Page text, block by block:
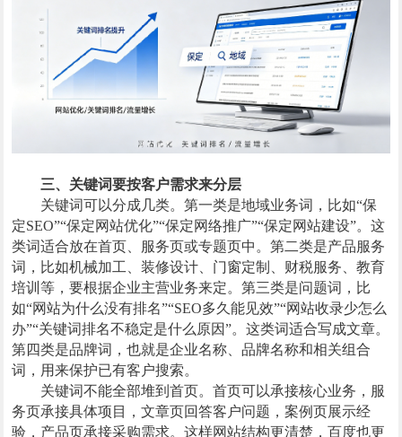
三、关键词要按客户需求来分层
关键词可以分成几类。第一类是地域业务词，比如“保
定SEO”“保定网站优化”“保定网络推广”“保定网站建设”。这
类词适合放在首页、服务页或专题页中。第二类是产品服务
词，比如机械加工、装修设计、门窗定制、财税服务、教育
培训等，要根据企业主营业务来定。第三类是问题词，比
如“网站为什么没有排名”“SEO多久能见效”“网站收录少怎么
办”“关键词排名不稳定是什么原因”。这类词适合写成文章。
第四类是品牌词，也就是企业名称、品牌名称和相关组合
词，用来保护已有客户搜索。
关键词不能全部堆到首页。首页可以承接核心业务，服
务页承接具体项目，文章页回答客户问题，案例页展示经
验，产品页承接采购需求。这样网站结构更清楚，百度也更